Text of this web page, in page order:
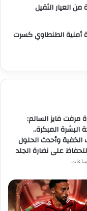
العيار الثقيل
أمنية الطنطاوي كسرت
مرفت فايز السالم:
المبكرة..
الخفية وأحدث الحلول
على نضارة الجلد